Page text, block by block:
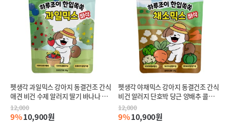
펫생각 과일믹스 강아지 동결건조 간식
애견 비건 수제 알러지 딸기 바나나 블
루베리 25g
12,000
9%10,900원
펫생각 야채믹스 강아지 동결건조 간식
비건 알러지 단호박 당근 양배추 콜리
플라워 25g
12,000
9%10,900원